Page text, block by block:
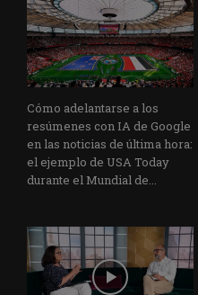
Cómo adelantarse a los
resúmenes con IA de Google
en las noticias de última hora:
el ejemplo de USA Today
durante el Mundial de...